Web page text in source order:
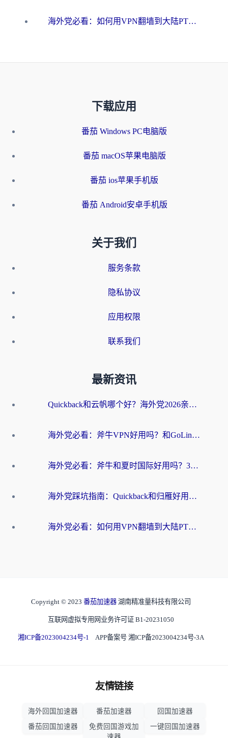
海外党必看：如何用VPN翻墙到大陆PTT？一篇解决你所有回国加速痛点
下载应用
番茄 Windows PC电脑版
番茄 macOS苹果电脑版
番茄 ios苹果手机版
番茄 Android安卓手机版
关于我们
服务条款
隐私协议
应用权限
联系我们
最新资讯
Quickback和云帆哪个好？海外党2026亲测指南：选对加速器大陆工具，无缝刷国内剧玩国服
海外党必看：斧牛VPN好用吗？和GoLinkVPN对比哪个回国效果更好？
海外党必看：斧牛和夏时国际好用吗？3步选对回国加速器，无缝刷国内资源
海外党踩坑指南：Quickback和归雁好用吗？选对加速器才能无缝刷国内资源
海外党必看：如何用VPN翻墙到大陆PTT？一篇解决你所有回国加速痛点
Copyright © 2023 番茄加速器 湖南精准量科技有限公司
互联网虚拟专用网业务许可证 B1-20231050
湘ICP备2023004234号-1 APP备案号 湘ICP备2023004234号-3A
友情链接
海外回国加速器 番茄加速器
回国加速器
番茄回国加速器
免费回国游戏加
一键回国加速器